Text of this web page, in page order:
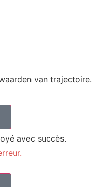
van trajectoire.
avec succès.